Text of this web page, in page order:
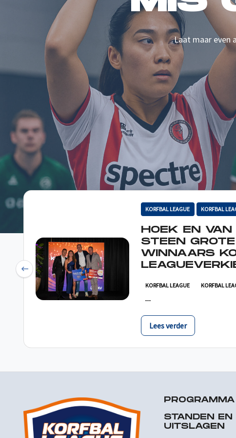
Laat maar even
KORFBAL LEAGUE KORFBAL
HOEK EN VAN
STEEN GROTE
WINNAARS
KORFBAL LEAGUE KORFBAL
Lees verder
Previous
PROGRAMMA
STANDEN EN
UITSLAGEN